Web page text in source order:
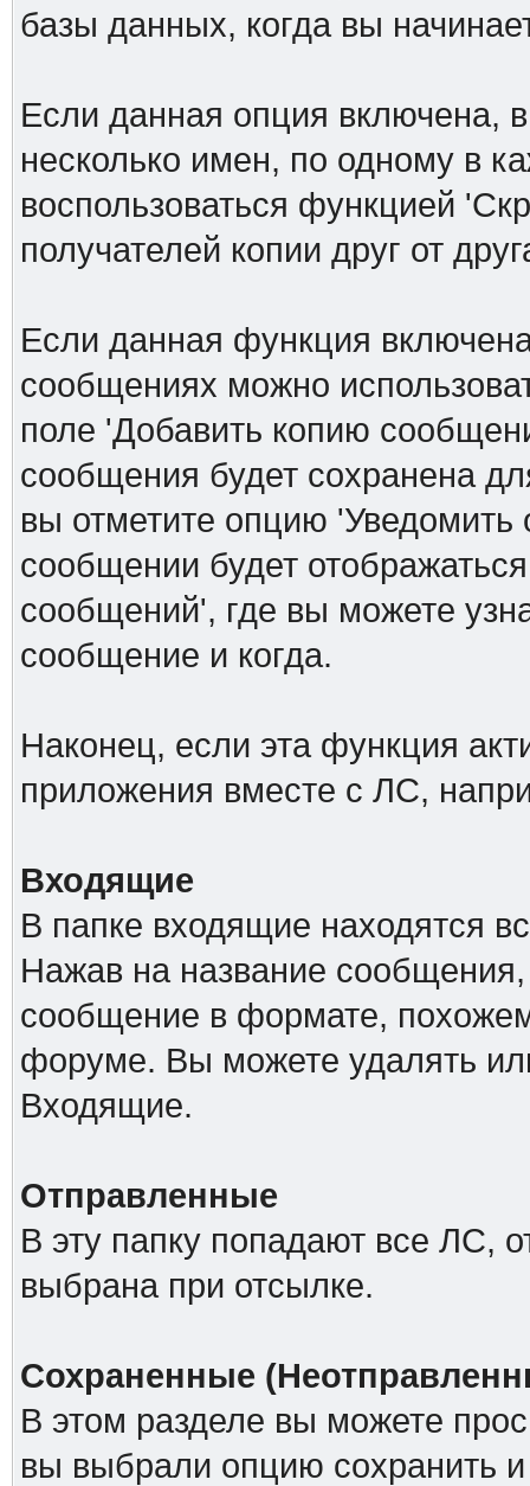
базы данных, когда вы
Если данная опция включена,
несколько имен, по одному в
воспользоваться функцией
получателей копии друг от
Если данная функция
сообщениях можно
поле 'Добавить копию
сообщения будет сохранена
вы отметите опцию
сообщении будет
сообщений', где вы можете
сообщение и когда.
Наконец, если эта функция
приложения вместе с ЛС,
Входящие
В папке входящие находятся
Нажав на название
сообщение в формате,
форуме. Вы можете удалять
Входящие.
Отправленные
В эту папку попадают все ЛС,
выбрана при отсылке.
Сохраненные
В этом разделе вы можете
вы выбрали опцию сохранить и